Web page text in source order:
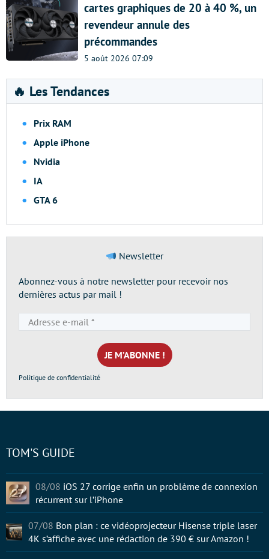
cartes graphiques de 20 à 40 %, un
revendeur annule des
précommandes
5 août 2026 07:09
🔥 Les Tendances
Prix RAM
Apple iPhone
Nvidia
IA
GTA 6
Newsletter
Abonnez-vous à notre newsletter pour recevoir nos
dernières actus par mail !
e-
mail
*
Politique de confidentialité
TOM'S GUIDE
08/08 iOS 27 corrige enfin un problème de connexion
récurrent sur l’iPhone
07/08 Bon plan : ce vidéoprojecteur Hisense triple laser
4K s’affiche avec une rédaction de 390 € sur Amazon !